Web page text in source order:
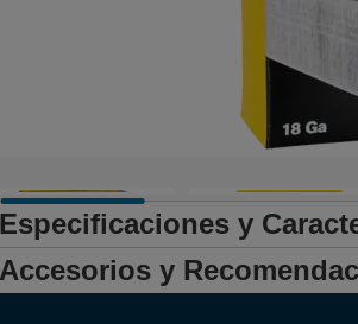
Especificaciones y
Accesorios y